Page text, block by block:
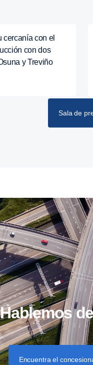
cercanía con el
con dos
y Treviño
Sala de
Hablemos
Encuentra el